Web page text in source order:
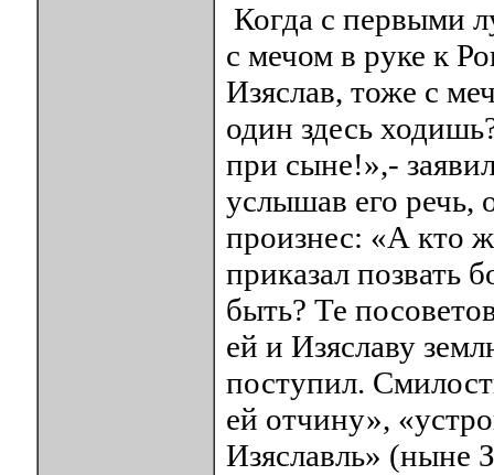
Когда с первыми
с мечом в руке к
Изяслав, тоже с
один здесь
при сыне!»,-
услышав его
произнес: «А кто
приказал позвать
быть? Те
ей и Изяславу
поступил.
ей отчину»,
Изяславль» (ныне